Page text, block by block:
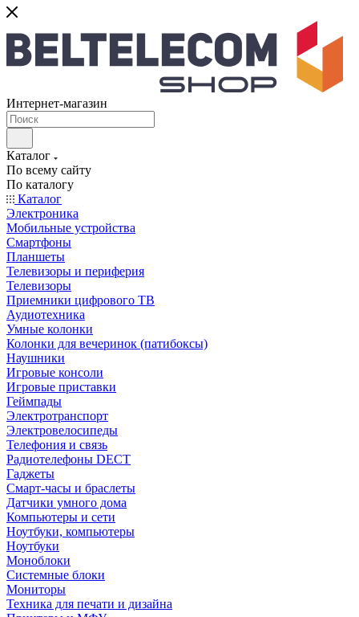
Интернет-магазин
Каталог
По всему сайту
По каталогу
Каталог
Электроника
Мобильные устройства
Смартфоны
Планшеты
Телевизоры и периферия
Телевизоры
Приемники цифрового ТВ
Аудиотехника
Умные колонки
Колонки для вечеринок (патибоксы)
Наушники
Игровые консоли
Игровые приставки
Геймпады
Электротранспорт
Электровелосипеды
Телефония и связь
Радиотелефоны DECT
Гаджеты
Смарт-часы и браслеты
Датчики умного дома
Компьютеры и сети
Ноутбуки, компьютеры
Ноутбуки
Моноблоки
Системные блоки
Мониторы
Техника для печати и дизайна